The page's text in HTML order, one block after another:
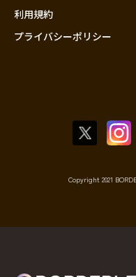
利用規約
プライバシーポリシー
Copyright 2021